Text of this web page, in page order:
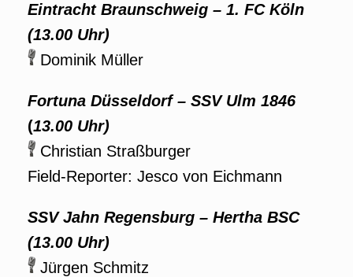
Eintracht Braunschweig – 1. FC Köln
(13.00 Uhr)
Dominik Müller
Fortuna Düsseldorf – SSV Ulm 1846
(13.00 Uhr)
Christian Straßburger
Field-Reporter: Jesco von Eichmann
SSV Jahn Regensburg – Hertha BSC
(13.00 Uhr)
Jürgen Schmitz